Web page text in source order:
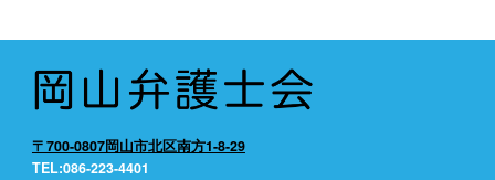
〒700-0807岡山市北区南方1-8-29
TEL:086-223-4401